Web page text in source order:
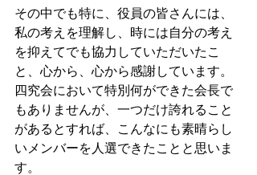
その中でも特に、役員の皆さんには、
私の考えを理解し、時には自分の考え
を抑えてでも協力していただいたこ
と、心から、心から感謝しています。
四究会において特別何ができた会長で
もありませんが、一つだけ誇れること
があるとすれば、こんなにも素晴らし
いメンバーを人選できたことと思いま
す。